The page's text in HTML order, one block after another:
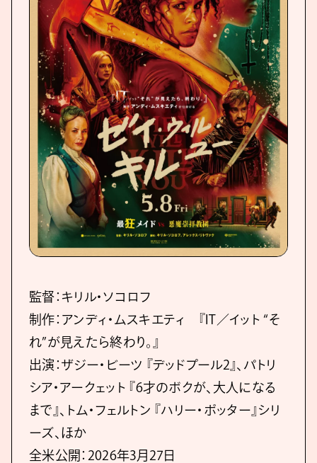
監督：キリル・ソコロフ
制作：アンディ・ムスキエティ 『IT／イット “そ
れ”が見えたら終わり。』
出演：ザジー・ビーツ 『デッドプール2』、パトリ
シア・アークェット 『6才のボクが、大人になる
まで』、トム・フェルトン 『ハリー・ポッター』シリ
ーズ、ほか
全米公開：2026年3月27日